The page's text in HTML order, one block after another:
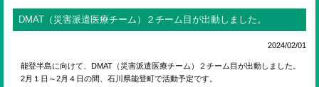
利用ガイド
採用情報
DMAT（災害派遣医療チーム）２チーム目が出動しました。
2024/02/01
能登半島に向けて、DMAT（災害派遣医療チーム）２チーム目が出動しました。
2月１日～2月４日の間、石川県能登町で活動予定です。